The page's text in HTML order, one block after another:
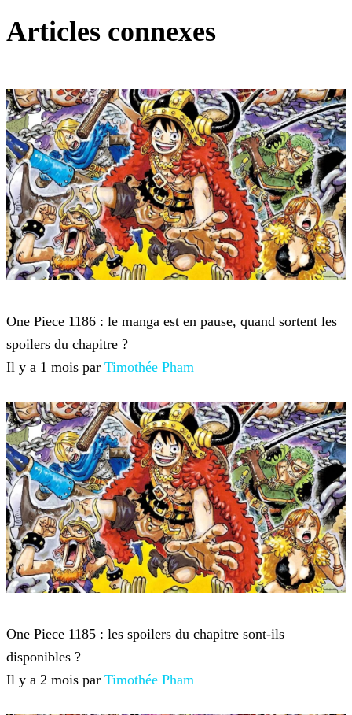
Articles connexes
One Piece 1186 : le manga est en pause, quand sortent les
spoilers du chapitre ?
Il y a 1 mois par Timothée Pham
One Piece 1185 : les spoilers du chapitre sont-ils
disponibles ?
Il y a 2 mois par Timothée Pham